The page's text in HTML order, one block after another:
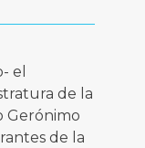
el
de la
Gerónimo
de la